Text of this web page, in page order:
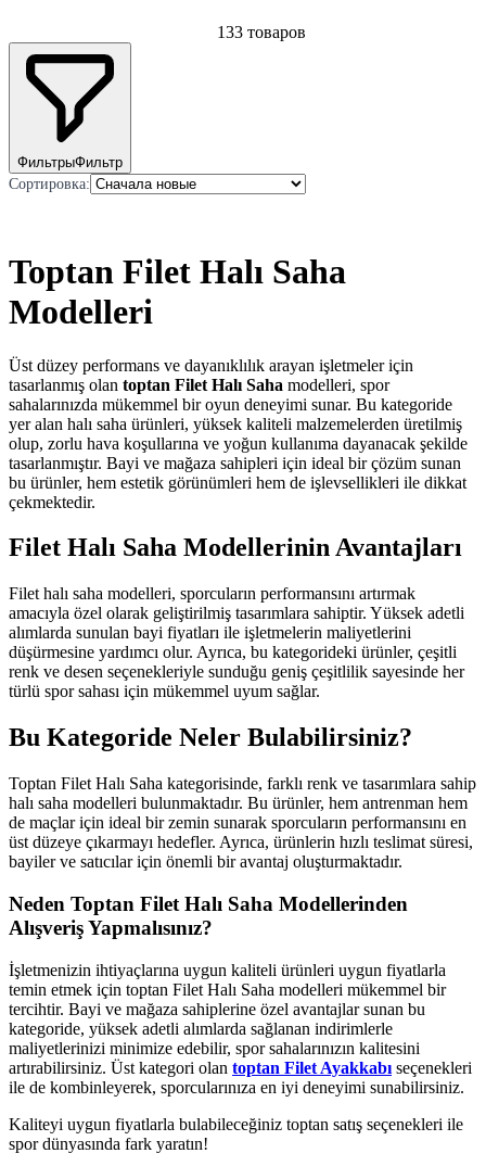
133 товаров
ФильтрыФильтр
Сортировка:
Toptan Filet Halı Saha
Modelleri
Üst düzey performans ve dayanıklılık arayan işletmeler için
tasarlanmış olan toptan Filet Halı Saha modelleri, spor
sahalarınızda mükemmel bir oyun deneyimi sunar. Bu kategoride
yer alan halı saha ürünleri, yüksek kaliteli malzemelerden üretilmiş
olup, zorlu hava koşullarına ve yoğun kullanıma dayanacak şekilde
tasarlanmıştır. Bayi ve mağaza sahipleri için ideal bir çözüm sunan
bu ürünler, hem estetik görünümleri hem de işlevsellikleri ile dikkat
çekmektedir.
Filet Halı Saha Modellerinin Avantajları
Filet halı saha modelleri, sporcuların performansını artırmak
amacıyla özel olarak geliştirilmiş tasarımlara sahiptir. Yüksek adetli
alımlarda sunulan bayi fiyatları ile işletmelerin maliyetlerini
düşürmesine yardımcı olur. Ayrıca, bu kategorideki ürünler, çeşitli
renk ve desen seçenekleriyle sunduğu geniş çeşitlilik sayesinde her
türlü spor sahası için mükemmel uyum sağlar.
Bu Kategoride Neler Bulabilirsiniz?
Toptan Filet Halı Saha kategorisinde, farklı renk ve tasarımlara sahip
halı saha modelleri bulunmaktadır. Bu ürünler, hem antrenman hem
de maçlar için ideal bir zemin sunarak sporcuların performansını en
üst düzeye çıkarmayı hedefler. Ayrıca, ürünlerin hızlı teslimat süresi,
bayiler ve satıcılar için önemli bir avantaj oluşturmaktadır.
Neden Toptan Filet Halı Saha Modellerinden
Alışveriş Yapmalısınız?
İşletmenizin ihtiyaçlarına uygun kaliteli ürünleri uygun fiyatlarla
temin etmek için toptan Filet Halı Saha modelleri mükemmel bir
tercihtir. Bayi ve mağaza sahiplerine özel avantajlar sunan bu
kategoride, yüksek adetli alımlarda sağlanan indirimlerle
maliyetlerinizi minimize edebilir, spor sahalarınızın kalitesini
artırabilirsiniz. Üst kategori olan toptan Filet Ayakkabı seçenekleri
ile de kombinleyerek, sporcularınıza en iyi deneyimi sunabilirsiniz.
Kaliteyi uygun fiyatlarla bulabileceğiniz toptan satış seçenekleri ile
spor dünyasında fark yaratın!